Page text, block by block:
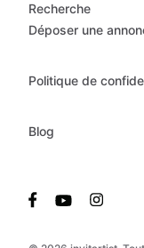
Recherche
Déposer une
Politique de
Blog